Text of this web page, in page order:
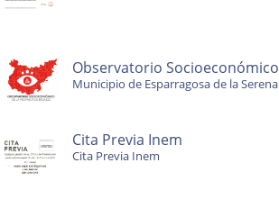
Observatorio Socioeconómico
Municipio de Esparragosa de la Serena
Cita Previa Inem
Cita Previa Inem